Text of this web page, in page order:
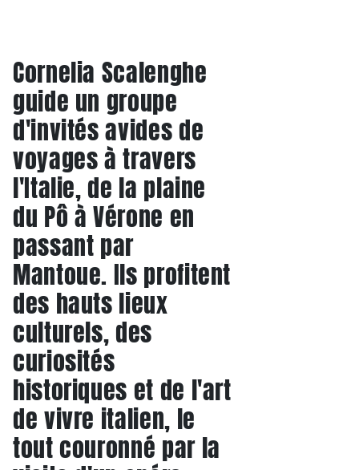
Cornelia Scalenghe
guide un groupe
d'invités avides de
voyages à travers
l'Italie, de la plaine
du Pô à Vérone en
passant par
Mantoue. Ils profitent
des hauts lieux
culturels, des
curiosités
historiques et de l'art
de vivre italien, le
tout couronné par la